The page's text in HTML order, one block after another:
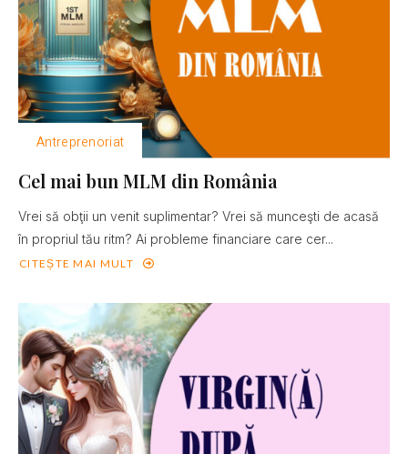
Antreprenoriat
Cel mai bun MLM din România
Vrei să obţii un venit suplimentar? Vrei să munceşti de acasă
în propriul tău ritm? Ai probleme financiare care cer...
CITEȘTE MAI MULT